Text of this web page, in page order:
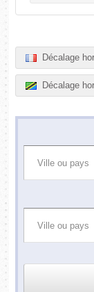
Décalage
Décalage